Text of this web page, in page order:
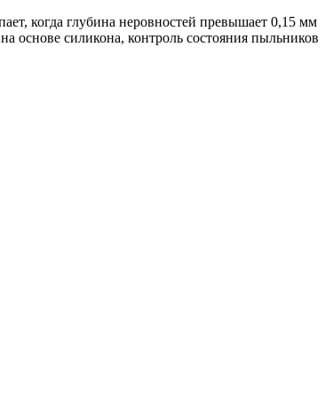
когда глубина неровностей превышает 0,15 мм
основе силикона, контроль состояния пыльников